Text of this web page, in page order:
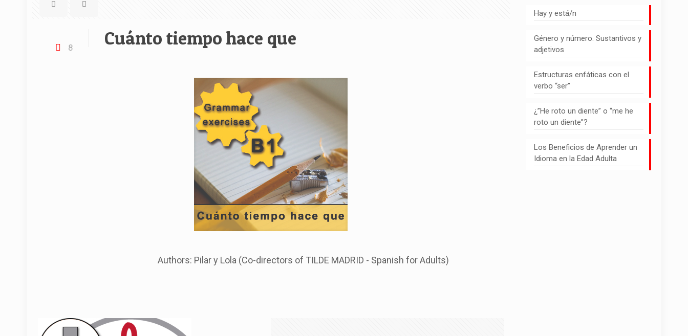
8 Cuánto tiempo hace que
Authors: Pilar y Lola (Co-directors of TILDE MADRID - Spanish for Adults)
Hay y está/n
Género y número. Sustantivos y
adjetivos
Estructuras enfáticas con el
verbo “ser”
¿”He roto un diente” o “me he
roto un diente”?
Los Beneficios de Aprender un
Idioma en la Edad Adulta